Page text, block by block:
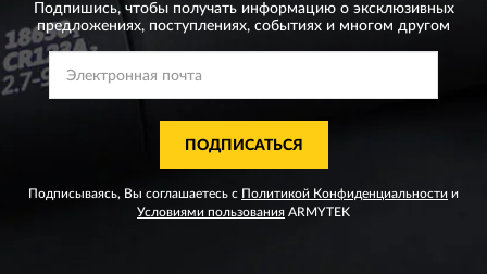
Подпишись, чтобы получать информацию о эксклюзивных
предложениях, поступлениях, событиях и многом другом
ПОДПИСАТЬСЯ
Подписываясь, Вы соглашаетесь с Политикой Конфиденциальности и
Условиями пользования ARMYTEK